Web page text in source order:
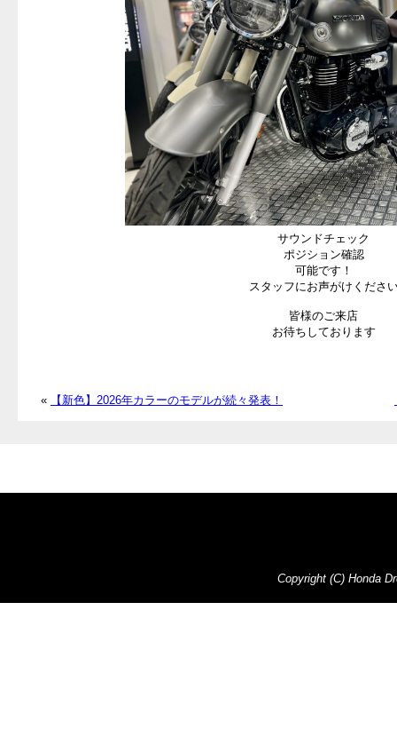
サウンドチェック
ポジション確認
可能です！
スタッフにお声がけくださ
皆様のご来店
お待ちしております
« 【新色】2026年カラーのモデルが続々発表！
Copyright (C) Honda